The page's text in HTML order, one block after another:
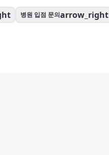
병원 입점 문의arrow_right